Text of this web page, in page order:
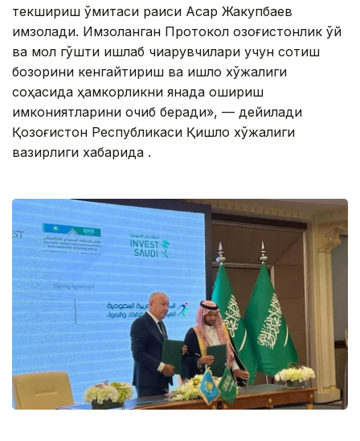
текшириш қўмитаси раиси Асқар Жакупбаев
имзолади. Имзоланган Протокол қозоғистонлик қўй
ва мол гўшти ишлаб чиқарувчилари учун сотиш
бозорини кенгайтириш ва қишлоқ хўжалиги
соҳасида ҳамкорликни янада ошириш
имкониятларини очиб беради», — дейилади
Қозоғистон Республикаси Қишлоқ хўжалиги
вазирлиги хабарида .